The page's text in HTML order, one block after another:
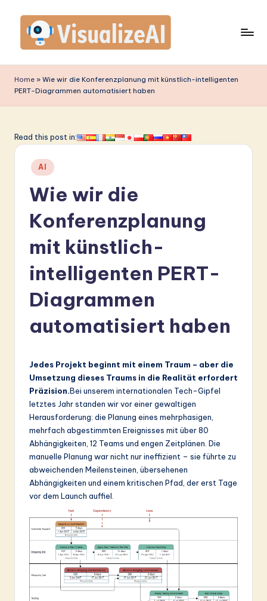
content
is
u
li
A
m
in
&
o
Home » Wie wir die Konferenzplanung mit künstlich-intelligenten
PERT-Diagrammen automatisiert haben
Read this post in:
Posted
in
AI
Wie wir die
Konferenzplanung
mit künstlich-
intelligenten PERT-
Diagrammen
automatisiert haben
Jedes Projekt beginnt mit einem Traum – aber die
Umsetzung dieses Traums in die Realität erfordert
Präzision.Bei unserem internationalen Tech-Gipfel
letztes Jahr standen wir vor einer gewaltigen
Herausforderung: die Planung eines mehrphasigen,
mehrfach abgestimmten Ereignisses mit über 80
Abhängigkeiten, 12 Teams und engen Zeitplänen. Die
manuelle Planung war nicht nur ineffizient – sie führte zu
abweichenden Meilensteinen, übersehenen
Abhängigkeiten und einem kritischen Pfad, der erst Tage
vor dem Launch auffiel.